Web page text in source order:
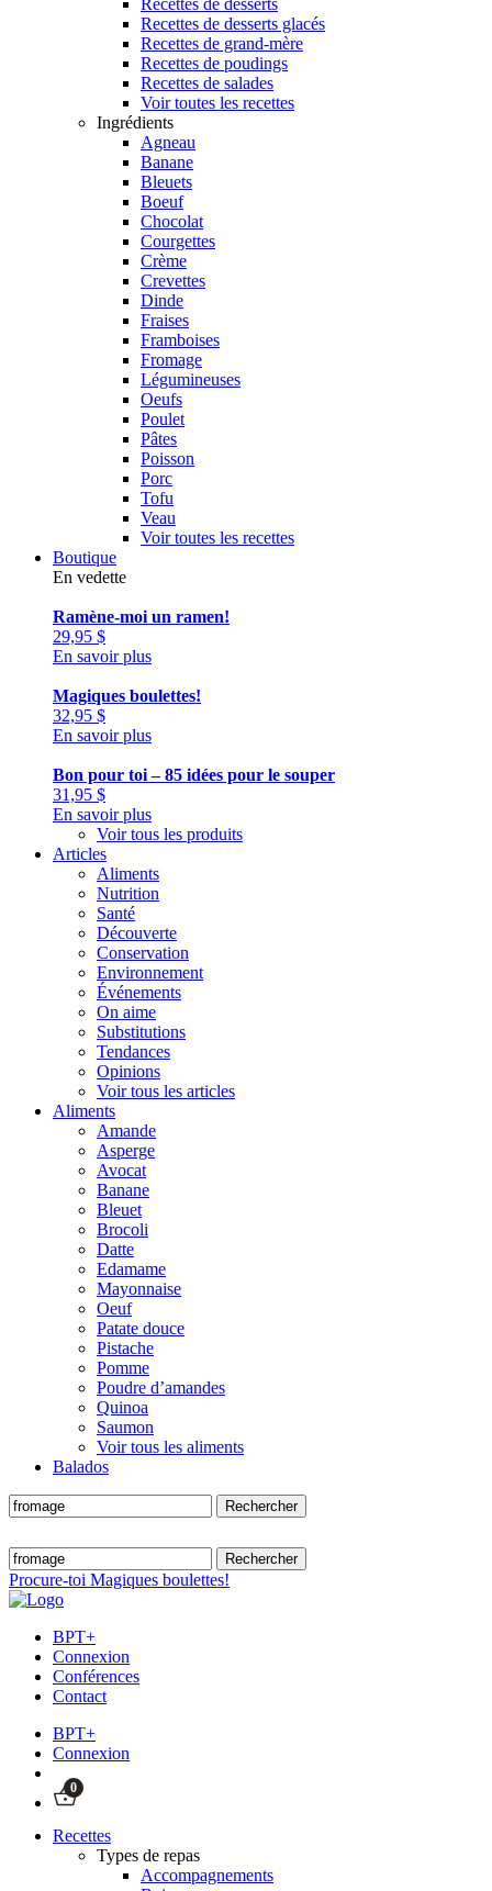
Recettes de desserts
Recettes de desserts glacés
Recettes de grand-mère
Recettes de poudings
Recettes de salades
Voir toutes les recettes
Ingrédients
Agneau
Banane
Bleuets
Boeuf
Chocolat
Courgettes
Crème
Crevettes
Dinde
Fraises
Framboises
Fromage
Légumineuses
Oeufs
Poulet
Pâtes
Poisson
Porc
Tofu
Veau
Voir toutes les recettes
Boutique
En vedette
Ramène-moi un ramen!
29,95 $
En savoir plus
Magiques boulettes!
32,95 $
En savoir plus
Bon pour toi – 85 idées pour le souper
31,95 $
En savoir plus
Voir tous les produits
Articles
Aliments
Nutrition
Santé
Découverte
Conservation
Environnement
Événements
On aime
Substitutions
Tendances
Opinions
Voir tous les articles
Aliments
Amande
Asperge
Avocat
Banane
Bleuet
Brocoli
Datte
Edamame
Mayonnaise
Oeuf
Patate douce
Pistache
Pomme
Poudre d’amandes
Quinoa
Saumon
Voir tous les aliments
Balados
Procure-toi Magiques boulettes!
BPT+
Connexion
Conférences
Contact
BPT+
Connexion
0
Recettes
Types de repas
Accompagnements